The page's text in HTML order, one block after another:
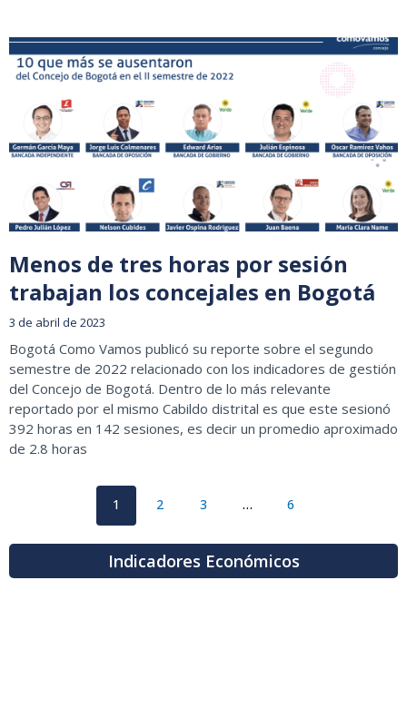
Menos de tres horas por sesión
trabajan los concejales en Bogotá
3 de abril de 2023
Bogotá Como Vamos publicó su reporte sobre el segundo
semestre de 2022 relacionado con los indicadores de gestión
del Concejo de Bogotá. Dentro de lo más relevante
reportado por el mismo Cabildo distrital es que este sesionó
392 horas en 142 sesiones, es decir un promedio aproximado
de 2.8 horas
1 2 3 … 6
Indicadores Económicos